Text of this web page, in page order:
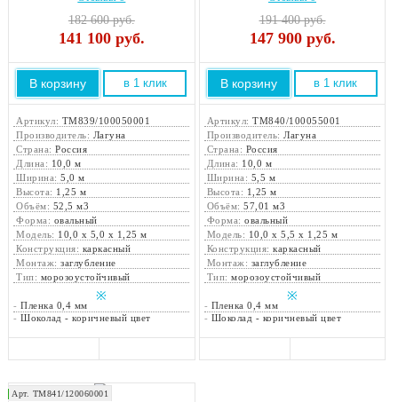
182 600 руб.
141 100руб.
В корзину в 1 клик
Артикул: ТМ839/100050001
Производитель: Лагуна
Страна:Россия
Длина: 10,0 м
Ширина:5,0 м
Высота: 1,25 м
Объём: 52,5 м3
Форма: овальный
Модель: 10,0 х 5,0 х 1,25 м
Конструкция: каркасный
Монтаж:заглубление
Тип: морозоустойчивый
※
-Пленка 0,4 мм
-Шоколад - коричневый цвет
191 400 руб.
147 900руб.
В корзину в 1 клик
Артикул:ТМ840/100055001
Производитель:Лагуна
Страна: Россия
Длина: 10,0 м
Ширина: 5,5 м
Высота: 1,25 м
Объём:57,01 м3
Форма:овальный
Модель: 10,0 х 5,5 х 1,25 м
Конструкция:каркасный
Монтаж: заглубление
Тип:морозоустойчивый
※
- Пленка 0,4 мм
- Шоколад - коричневый цвет
Закажите монтаж!
Арт. ТМ841/120060001